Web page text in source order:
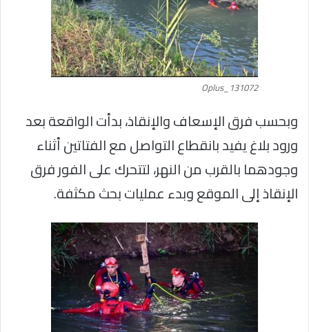
Oplus_131072
وبحسب فرق الإسعاف والإنقاذ، بدأت الواقعة بعد
ورود بلاغ يفيد بانقطاع التواصل مع الفتاتين أثناء
وجودهما بالقرب من النهر، لتتحرك على الفور فرق
الإنقاذ إلى الموقع وبدء عمليات بحث مكثفة.